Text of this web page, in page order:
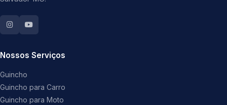
Nossos Serviços
Guincho
Guincho para Carro
Guincho para Moto